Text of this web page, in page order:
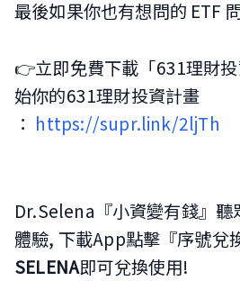
最後如果你也有想問的 ETF
👉立即免費下載「631理財
始你的631理財投資計畫
： https://supr.link/2ljTh
Dr.Selena『小資變有錢』聽
體驗, 下載App點擊『序號兌
SELENA即可兌換使用!